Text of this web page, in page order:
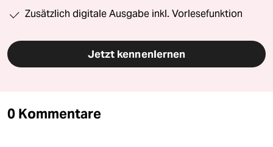
Zusätzlich digitale Ausgabe inkl. Vorlesefunktion
Jetzt kennenlernen
0 Kommentare